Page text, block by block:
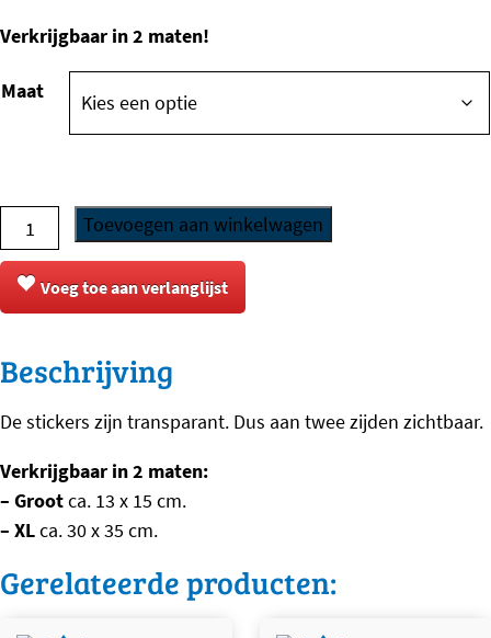
Verkrijgbaar in 2 maten!
Maat
Sticker
-
Saluki
-
aantal
Toevoegen aan winkelwagen
Voeg toe aan verlanglijst
Beschrijving
De stickers zijn transparant. Dus aan twee zijden zichtbaar.
Verkrijgbaar in 2 maten:
– Grootca. 13 x 15 cm.
– XLca. 30 x 35 cm.
Gerelateerde producten: